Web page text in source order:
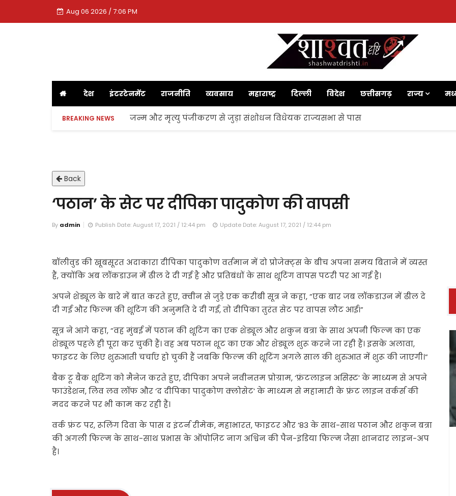
Aug 06 2026 / 7:06 PM
देश इंटरटेनमेंट राजनीति व्यवसाय महाराष्ट्र दिल्ली विदेश छत्तीसगढ़ राज्य
BREAKING NEWS जन्म और मृत्यु पंजीकरण से जुड़ा संशोधन विधेयक राज्यसभा से पास
Back
‘पठान’ के सेट पर दीपिका पादुकोण की वापसी
By admin Publish Date: August 17, 2021 / 12:44 pm Update Date: August 17, 2021 / 12:44 pm
बॉलीवुड की खूबसूरत अदाकारा दीपिका पादुकोण वर्तमान में दो प्रोजेक्ट्स के बीच अपना समय बिताने में व्यस्त
हैं, क्योंकि अब लॉकडाउन में ढील दे दी गई है और प्रतिबंधों के साथ शूटिंग वापस पटरी पर आ गई है।
अपने शेड्यूल के बारे में बात करते हुए, क्वीन से जुड़े एक करीबी सूत्र ने कहा, “एक बार जब लॉकडाउन में ढील दे
दी गई और फिल्म की शूटिंग की अनुमति दे दी गई, तो दीपिका तुरंत सेट पर वापस लौट आई।”
सूत्र ने आगे कहा, “वह मुंबई में पठान की शूटिंग का एक शेड्यूल और शकुन बत्रा के साथ अपनी फिल्म का एक
शेड्यूल पहले ही पूरा कर चुकी हैं। वह अब पठान शूट का एक और शेड्यूल शुरू करने जा रही हैं। इसके अलावा,
फाइटर के लिए शुरुआती चर्चाएं हो चुकी हैं जबकि फिल्म की शूटिंग अगले साल की शुरुआत में शुरू की जाएगी।”
बैक टू बैक शूटिंग को मैनेज करते हुए, दीपिका अपने नवीनतम प्रोग्राम, ‘फ्रंटलाइन असिस्ट’ के माध्यम से अपने
फाउंडेशन, लिव लव लॉफ और ‘द दीपिका पादुकोण क्लोसेट’ के माध्यम से महामारी के फ्रंट लाइन वर्कर्स की
मदद करने पर भी काम कर रही हैं।
वर्क फ्रंट पर, रूलिंग दिवा के पास द इंटर्न रीमेक, महाभारत, फाइटर और ’83 के साथ-साथ पठान और शकुन बत्रा
की अगली फिल्म के साथ-साथ प्रभास के ऑपोज़िट नाग अश्विन की पैन-इंडिया फिल्म जैसा शानदार लाइन-अप
है।